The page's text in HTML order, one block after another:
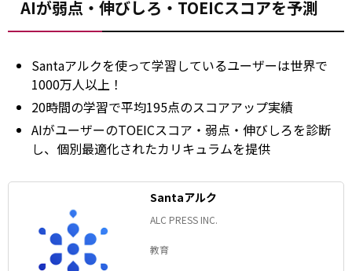
AIが弱点・伸びしろ・TOEICスコアを予測
Santaアルクを使って学習しているユーザーは世界で
1000万人以上！
20時間の学習で平均195点のスコアアップ実績
AIがユーザーのTOEICスコア・弱点・伸びしろを診断
し、個別最適化されたカリキュラムを提供
Santaアルク
ALC PRESS INC.
教育